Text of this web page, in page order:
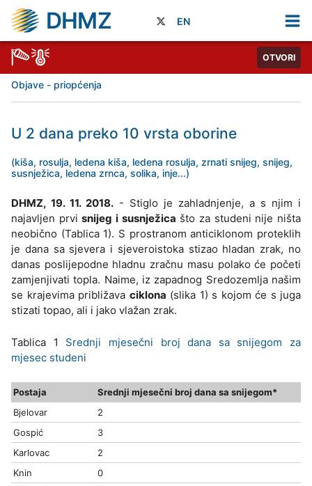
DHMZ EN
OTVORI
Objave - priopćenja
U 2 dana preko 10 vrsta oborine
(kiša, rosulja, ledena kiša, ledena rosulja, zrnati snijeg, snijeg,
susnježica, ledena zrnca, solika, inje...)
DHMZ, 19. 11. 2018. - Stiglo je zahladnjenje, a s njim i
najavljen prvisnijeg i susnježica što za studeni nije ništa
neobično (Tablica 1). S prostranom anticiklonom proteklih
je dana sa sjevera i sjeveroistoka stizao hladan zrak, no
danas poslijepodne hladnu zračnu masu polako će početi
zamjenjivati topla. Naime, iz zapadnog Sredozemlja našim
se krajevima približava ciklona (slika 1) s kojom će s juga
stizati topao, ali i jako vlažan zrak.
Tablica 1 Srednji mjesečni broj dana sa snijegom za
mjesec studeni
Postaja
Srednji mjesečni broj dana sa snijegom*
Bjelovar
2
Gospić
3
Karlovac
2
Knin
0